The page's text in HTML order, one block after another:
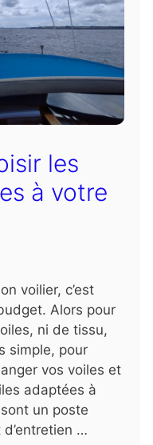
les
à votre
voilier, c’est
Alors pour
ni de tissu,
simple, pour
vos voiles et
adaptées à
un poste
…